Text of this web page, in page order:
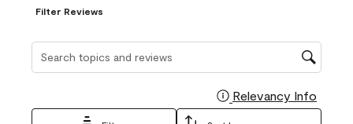
Filter Reviews
Relevancy Info